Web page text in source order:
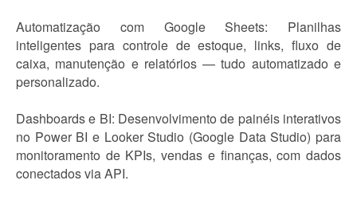
Automatização com Google Sheets: Planilhas
inteligentes para controle de estoque, links, fluxo de
caixa, manutenção e relatórios — tudo automatizado e
personalizado.
Dashboards e BI: Desenvolvimento de painéis interativos
no Power BI e Looker Studio (Google Data Studio) para
monitoramento de KPIs, vendas e finanças, com dados
conectados via API.